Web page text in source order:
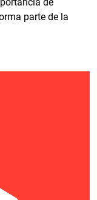
parte de la